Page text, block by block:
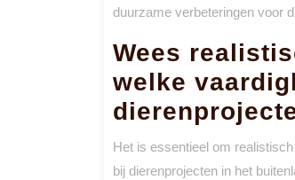
duurzame verbeteringen voor
Wees
welke
Het is essentieel om
bij dierenprojecten in het